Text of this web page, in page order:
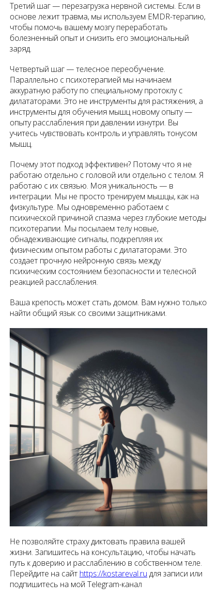
Третий шаг— перезагрузка нервной системы. Если в
основе лежит травма, мы используем EMDR-терапию,
чтобы помочь вашему мозгу переработать
болезненный опыт и снизить его эмоциональный
заряд.
Четвертый шаг— телесное переобучение.
Параллельно с психотерапией мы начинаем
аккуратную работу по специальному протоклу с
дилататорами. Это не инструменты для растяжения, а
инструменты для обучения мышц новому опыту —
опыту расслабления при давлении изнутри. Вы
учитесь чувствовать контроль и управлять тонусом
мышц.
Почему этот подход эффективен? Потому что я не
работаю отдельно с головой или отдельно с телом. Я
работаю с их связью. Моя уникальность — в
интеграции. Мы не просто тренируем мышцы, как на
физкультуре. Мы одновременно работаем с
психической причиной спазма через глубокие методы
психотерапии. Мы посылаем телу новые,
обнадеживающие сигналы, подкрепляя их
физическим опытом работы с дилататорами. Это
создает прочную нейронную связь между
психическим состоянием безопасности и телесной
реакцией расслабления.
Ваша крепость может стать домом. Вам нужно только
найти общий язык со своими защитниками.
Не позволяйте страху диктовать правила вашей
жизни. Запишитесь на консультацию, чтобы начать
путь к доверию и расслаблению в собственном теле.
Перейдите на сайт https://kostareval.ru для записи или
подпишитесь на мой Telegram-канал